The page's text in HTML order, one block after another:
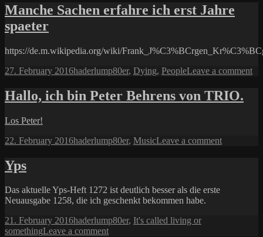
Brown
Manche Sachen erfahre ich erst Jahre
spaeter
https://de.m.wikipedia.org/wiki/
Posted
27. February 2016Author
haderlumpCategories
80er, Dying, PeopleLeave a commenton
Hallo, ich bin Peter Behrens von TRIO.
Los Peter!
Posted
22. February 2016Author
haderlumpCategories
80er, MusicLeave a commenton
Yps
Das aktuelle Yps-Heft 1272 ist deutlich besser als die erste
Neuausgabe 1258, die ich geschenkt bekommen habe.
Posted
on
21. February 2016Author
haderlumpCategories
80er, It's called living or
somethingLeave a commenton